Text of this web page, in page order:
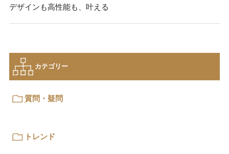
デザインも高性能も、叶える
カテゴリー
質問・疑問
トレンド